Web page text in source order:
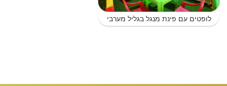
לופטים עם פינת מנגל בגליל מערבי